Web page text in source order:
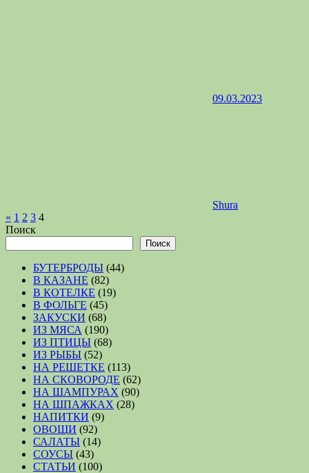
09.03.2023
Shura
Пагинация
записей
« Предыдущие
записи
1 2 3 4
Поиск
Поиск
БУТЕРБРОДЫ (44)
В КАЗАНЕ (82)
В КОТЕЛКЕ (19)
В ФОЛЬГЕ (45)
ЗАКУСКИ (68)
ИЗ МЯСА (190)
ИЗ ПТИЦЫ (68)
ИЗ РЫБЫ (52)
НА РЕШЕТКЕ (113)
НА СКОВОРОДЕ (62)
НА ШАМПУРАХ (90)
НА ШПАЖКАХ (28)
НАПИТКИ (9)
ОВОЩИ (92)
САЛАТЫ (14)
СОУСЫ (43)
СТАТЬИ (100)